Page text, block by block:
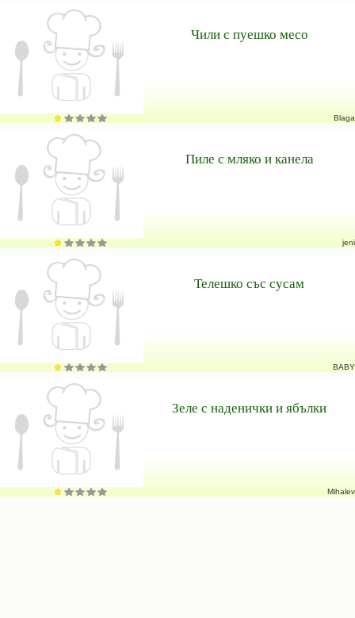
Чили с пуешко месо
Blaga
Пиле с мляко и канела
jeni
Телешко със сусам
BABY
Зеле с наденички и ябълки
Mihalev